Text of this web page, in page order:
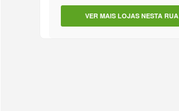
VER MAIS LOJAS NESTA RUA